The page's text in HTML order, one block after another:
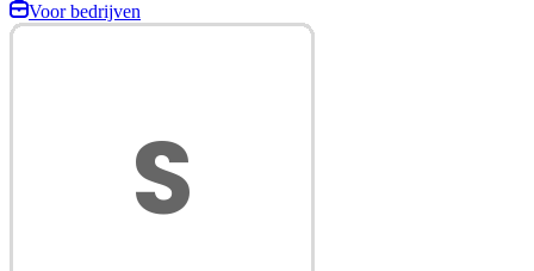
Voor bedrijven